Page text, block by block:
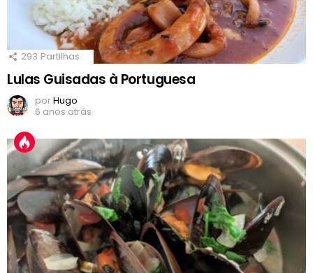
293 Partilhas
Lulas Guisadas à Portuguesa
porHugo
6 anos atrás